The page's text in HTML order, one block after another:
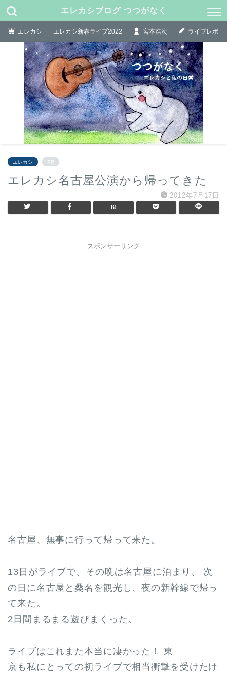
エレカシブログ つつがなく
エレカシ エレカシ新春ライブ2022 宮本浩次 ライブレポ
エレカシ PR
エレカシ名古屋公演から帰ってきた
2012年7月17日
スポンサーリンク
名古屋、無事に行って帰って来た。
13日がライブで、その晩は名古屋に泊まり、 次
の日に名古屋と桑名を観光し、夜の新幹線で帰っ
て来た。
2日間まるまる遊びまくった。
ライブはこれまた本当に凄かった！ 東
京も私にとっての初ライブで相当衝撃を受けたけ